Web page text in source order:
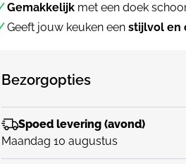
Gemakkelijkmet een doek
Geeft jouw keuken een stijlvol en
Bezorgopties
Spoed levering (avond)
Maandag 10 augustus